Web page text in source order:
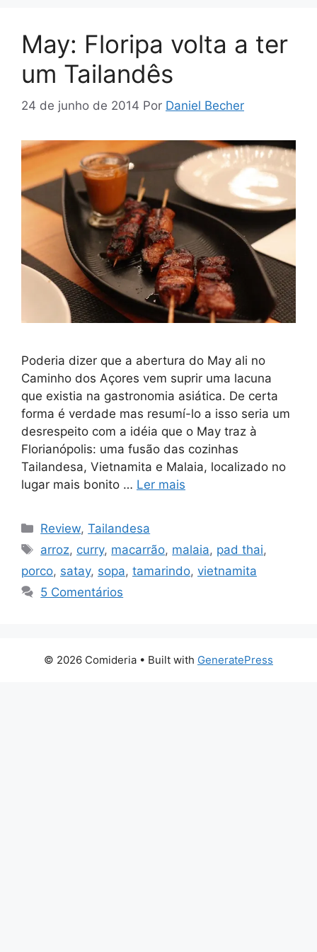
May: Floripa volta a ter
um Tailandês
24 de junho de 2014 Por Daniel Becher
Poderia dizer que a abertura do May ali no
Caminho dos Açores vem suprir uma lacuna
que existia na gastronomia asiática. De certa
forma é verdade mas resumí-lo a isso seria um
desrespeito com a idéia que o May traz à
Florianópolis: uma fusão das cozinhas
Tailandesa, Vietnamita e Malaia, localizado no
lugar mais bonito … Ler mais
Categorias
Review,Tailandesa
Tags
arroz, curry, macarrão, malaia, pad thai,
porco, satay, sopa, tamarindo, vietnamita
5 Comentários
© 2026 Comideria • Built with GeneratePress